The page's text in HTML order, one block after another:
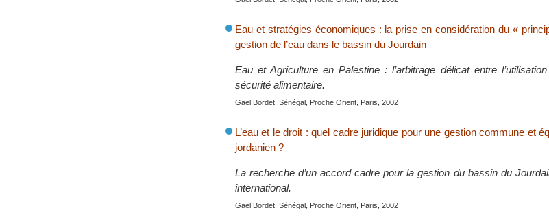
Eau et stratégies économiques : la prise en considération du «
gestion de l’eau dans le bassin du Jourdain
Eau et Agriculture en Palestine : l’arbitrage délicat entre
sécurité alimentaire.
Gaël Bordet, Sénégal, Proche Orient, Paris, 2002
L’eau et le droit : quel cadre juridique pour une gestion commune et
jordanien ?
La recherche d’un accord cadre pour la gestion du bassin du
international.
Gaël Bordet, Sénégal, Proche Orient, Paris, 2002